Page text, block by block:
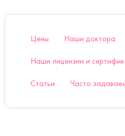
Цены Наши доктора
Наши лицензии и
Статьи Часто